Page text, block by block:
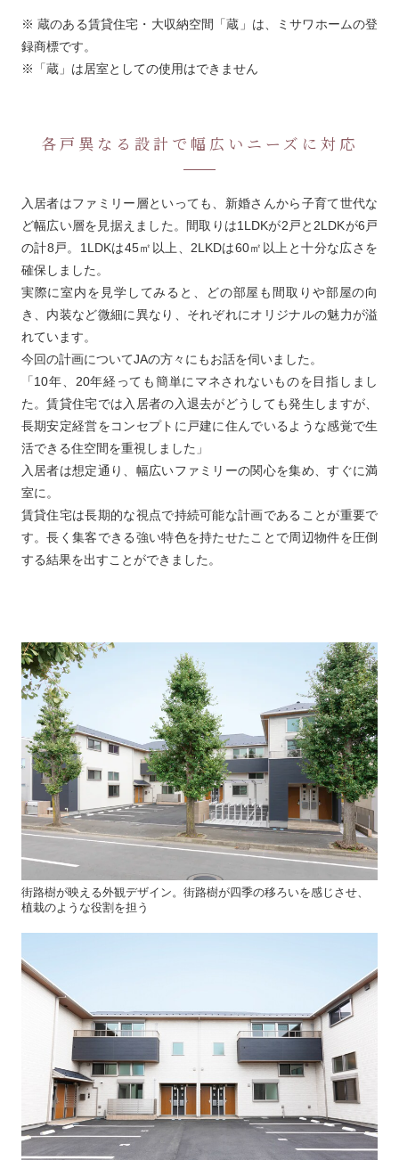
※ 蔵のある賃貸住宅・大収納空間「蔵」は、ミサワホームの登
録商標です。
※「蔵」は居室としての使用はできません
各戸異なる設計で幅広いニーズに対応
入居者はファミリー層といっても、新婚さんから子育て世代な
ど幅広い層を見据えました。間取りは1LDKが2戸と2LDKが6戸
の計8戸。1LDKは45㎡以上、2LKDは60㎡以上と十分な広さを
確保しました。
実際に室内を見学してみると、どの部屋も間取りや部屋の向
き、内装など微細に異なり、それぞれにオリジナルの魅力が溢
れています。
今回の計画についてJAの方々にもお話を伺いました。
「10年、20年経っても簡単にマネされないものを目指しまし
た。賃貸住宅では入居者の入退去がどうしても発生しますが、
長期安定経営をコンセプトに戸建に住んでいるような感覚で生
活できる住空間を重視しました」
入居者は想定通り、幅広いファミリーの関心を集め、すぐに満
室に。
賃貸住宅は長期的な視点で持続可能な計画であることが重要で
す。長く集客できる強い特色を持たせたことで周辺物件を圧倒
する結果を出すことができました。
街路樹が映える外観デザイン。街路樹が四季の移ろいを感じさせ、
植栽のような役割を担う